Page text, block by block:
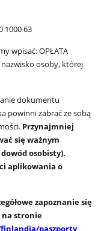
1000 63
wpisać: OPŁATA
i nazwisko osoby, której
dokumentu
powinni zabrać ze sobą
Przynajmniej
się ważnym
osobisty).
aplikowania o
zapoznanie się
na stronie
paszporty